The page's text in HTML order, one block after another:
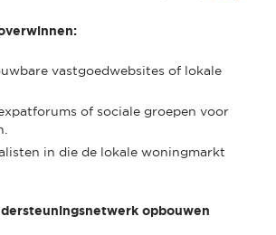
vastgoedwebsites of lokale
of sociale groepen voor
in die de lokale woningmarkt
opbouwen